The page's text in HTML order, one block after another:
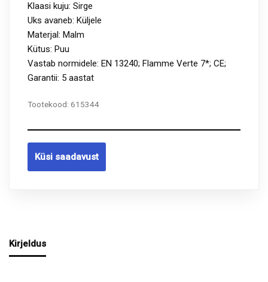
Klaasi kuju: Sirge
Uks avaneb: Küljele
Materjal: Malm
Kütus: Puu
Vastab normidele: EN 13240; Flamme Verte 7*; CE;
Garantii: 5 aastat
Tootekood: 615344
Küsi saadavust
Kirjeldus